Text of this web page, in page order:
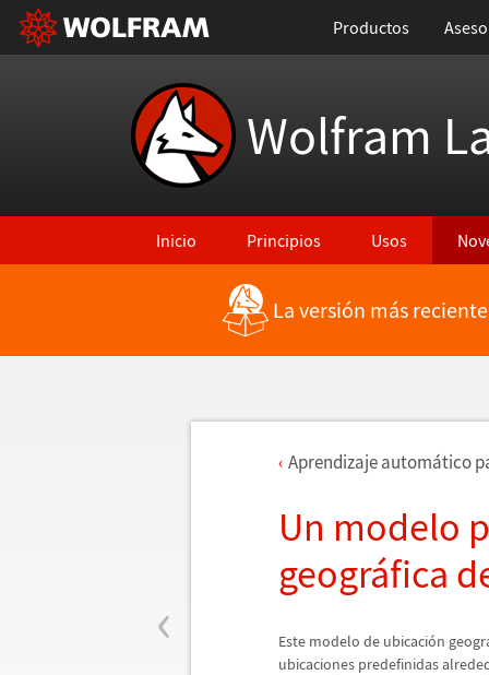
Productos
Wolfram
Inicio Principios Usos
La versión más
‹
Aprendizaje automático
Un modelo
geográfica
Este modelo de ubicación geogr
ubicaciones predefinidas